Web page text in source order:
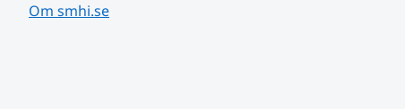
Om smhi.se